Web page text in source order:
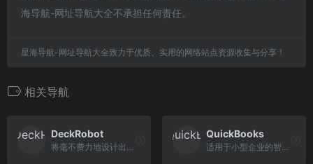
海导航-网址导航大全不承担任何责任。
星海导航-网址导航大全致力于优质、实用的网络站点资源收集与分享！
相关导航
DeckRobot
将毫不费力地设计出数百张幻灯片
QuickBooks
适用于小型企业的智能、简单...